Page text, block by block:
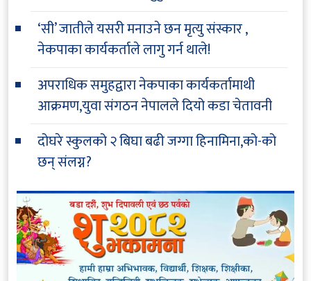
‘सी’ जातीले यसरी मनाउने छन मृत्यु संस्कार ,
नेकपाका कार्यकर्ताले लागु गर्न थाले!
अपराधिक समुहद्वारा नेकपाका कार्यकर्तामाथी
आक्रमण,युवा संगठन नेपालले दियो कडा चेतावनी
दोघरे स्कुलको २ बिघा बढी जग्गा हिनामिना,को-को
छन् संलग्न?